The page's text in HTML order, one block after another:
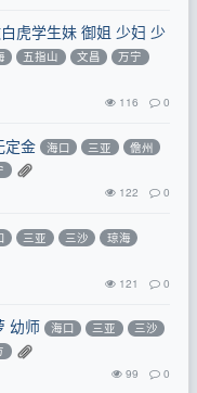
虎学生妹 御姐 少妇 少
五指山 文昌
万宁
116 0
定金 海口 三亚
儋州
122 0
三亚 三沙
琼海
121 0
幼师 海口 三亚
三沙
99 0